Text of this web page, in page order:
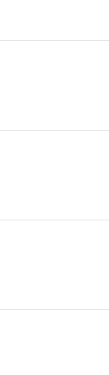
铮。啸傲回归都市，悠
巅！
秦铮要走的路，五百年
，重返无上巅峰！
人。
剑。
？天若灭我，为何仍旧让
天，